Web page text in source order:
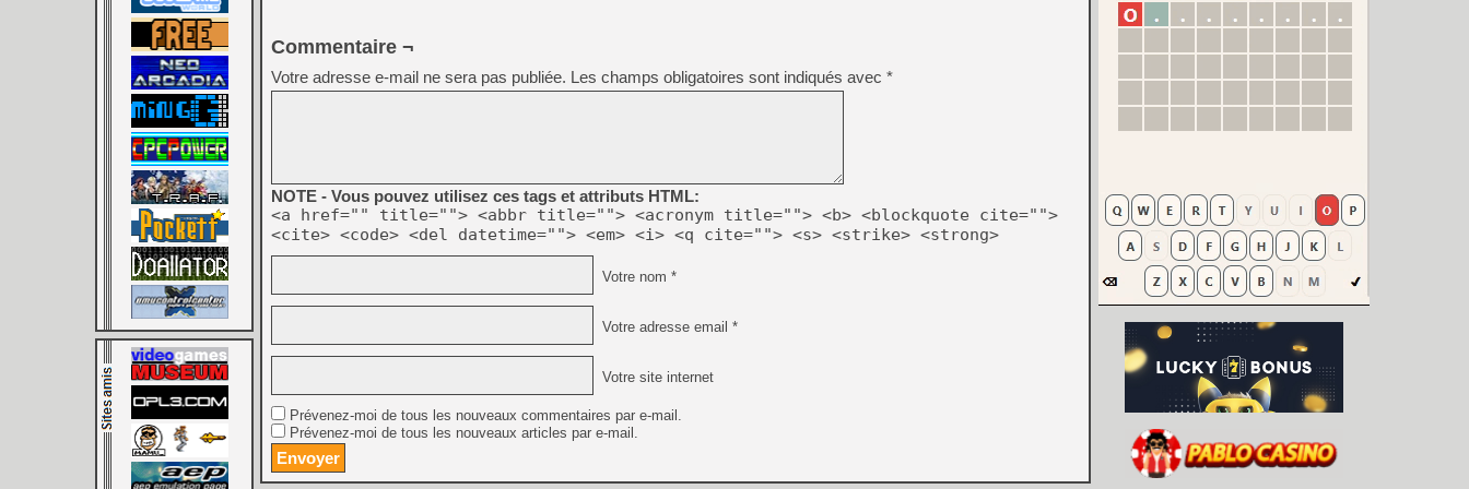
Commentaire ¬
Votre adresse e-mail ne sera pas publiée. Les champs obligatoires sont indiqués avec *
NOTE - Vous pouvez utilisez ces tags et attributs HTML:
<a href="" title=""> <abbr title=""> <acronym title=""> <b> <blockquote cite="">
<cite> <code> <del datetime=""> <em> <i> <q cite=""> <s> <strike> <strong>
Votre nom *
Votre adresse email *
Votre site internet
Prévenez-moi de tous les nouveaux commentaires par e-mail.
Prévenez-moi de tous les nouveaux articles par e-mail.